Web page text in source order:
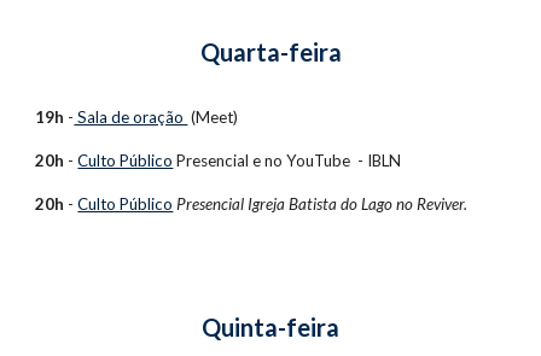
Quarta-feira
19h - Sala de oração (Meet)
20h - Culto Público Presencial e no YouTube  - IBLN
20h - Culto Público Presencial Igreja Batista do Lago no Reviver.
Quinta-feira